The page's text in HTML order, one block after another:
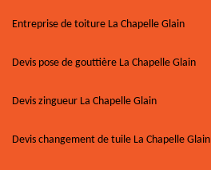
Entreprise de toiture La Chapelle Glain
Devis pose de gouttière La Chapelle Glain
Devis zingueur La Chapelle Glain
Devis changement de tuile La Chapelle Glain